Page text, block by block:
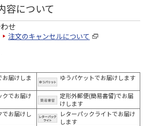
容について
せ
注文のキャンセルについて
お届けしま
ゆうパケットでお届けします
クでお届け
定形外郵便(簡易書留)でお届
けします
でお届けし
レターパックライトでお届け
します